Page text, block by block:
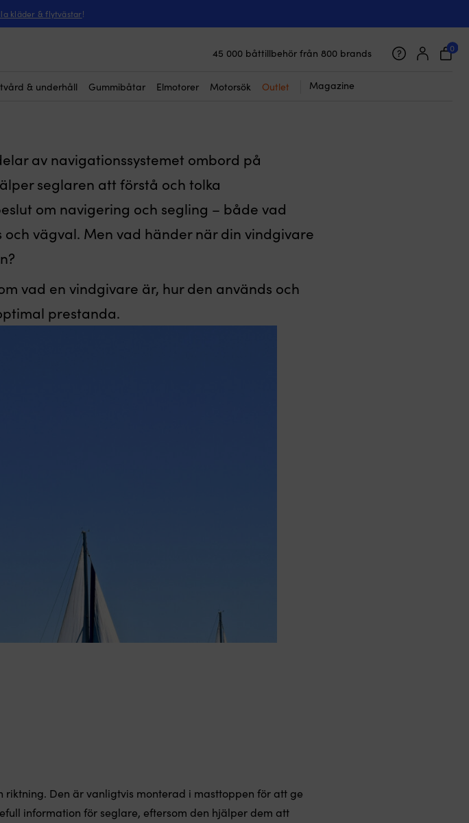
kläder & flytvästar!
45 000 båttillbehör från 800 brands
0
& underhåll Gummibåtar Elmotorer Motorsök Outlet Magazine
eller vindgivare?
av navigationssystemet ombord på
seglaren att förstå och tolka
om navigering och segling – både vad
vägval. Men vad händer när din vindgivare
vad en vindgivare är, hur den används och
prestanda.
Den är vanligtvis monterad i masttoppen för att ge
information för seglare, eftersom den hjälper dem att